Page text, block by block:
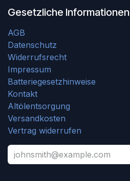
Gesetzliche Informationen
AGB
Datenschutz
Widerrufsrecht
Impressum
Batteriegesetzhinweise
Kontakt
Altölentsorgung
Versandkosten
Vertrag widerrufen